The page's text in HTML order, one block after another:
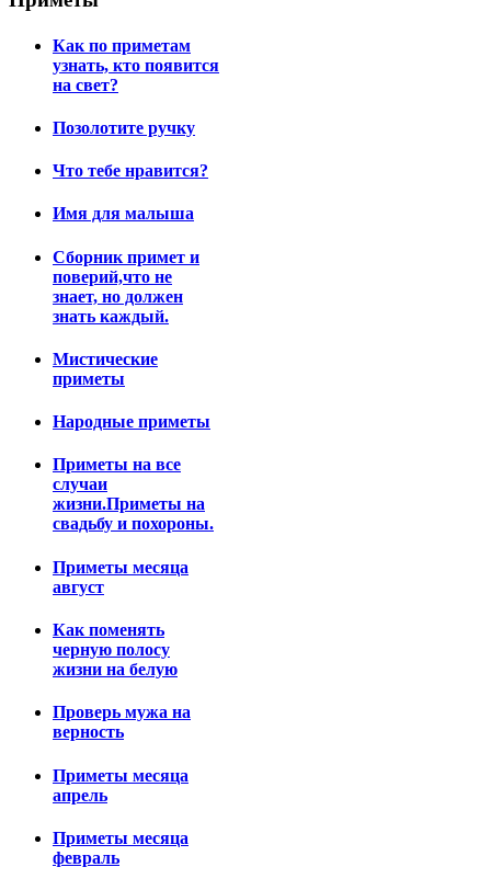
Как по приметам
узнать, кто появится
на свет?
Позолотите ручку
Что тебе нравится?
Имя для малыша
Сборник примет и
поверий,что не
знает, но должен
знать каждый.
Мистические
приметы
Народные приметы
Приметы на все
случаи
жизни.Приметы на
свадьбу и похороны.
Приметы месяца
август
Как поменять
черную полосу
жизни на белую
Проверь мужа на
верность
Приметы месяца
апрель
Приметы месяца
февраль